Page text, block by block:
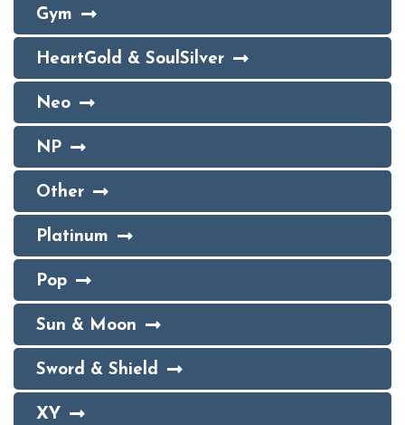
Gym
HeartGold & SoulSilver
Neo
NP
Other
Platinum
Pop
Sun & Moon
Sword & Shield
XY